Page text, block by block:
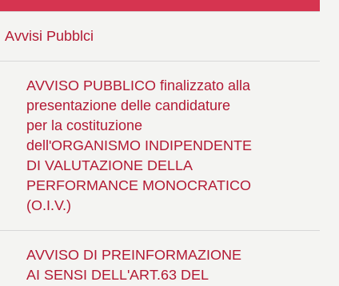
Avvisi Pubblci
AVVISO PUBBLICO finalizzato alla
presentazione delle candidature
per la costituzione
dell'ORGANISMO INDIPENDENTE
DI VALUTAZIONE DELLA
PERFORMANCE MONOCRATICO
(O.I.V.)
AVVISO DI PREINFORMAZIONE
AI SENSI DELL'ART.63 DEL